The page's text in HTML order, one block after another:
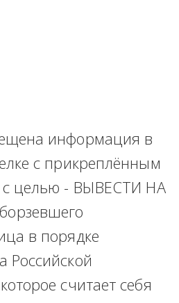
информация в
с прикреплённым
с целью - ВЫВЕСТИ НА
в порядке
Российской
считает себя